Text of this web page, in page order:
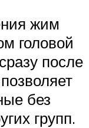
жим
головой
после
без
групп.